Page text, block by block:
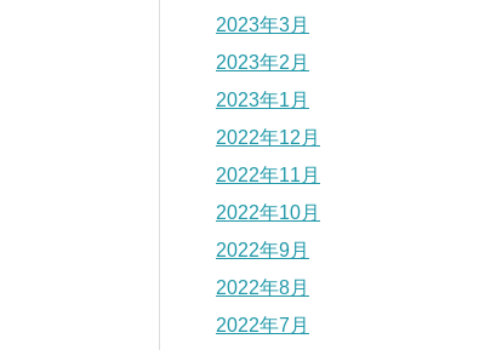
2023年3月
2023年2月
2023年1月
2022年12月
2022年11月
2022年10月
2022年9月
2022年8月
2022年7月